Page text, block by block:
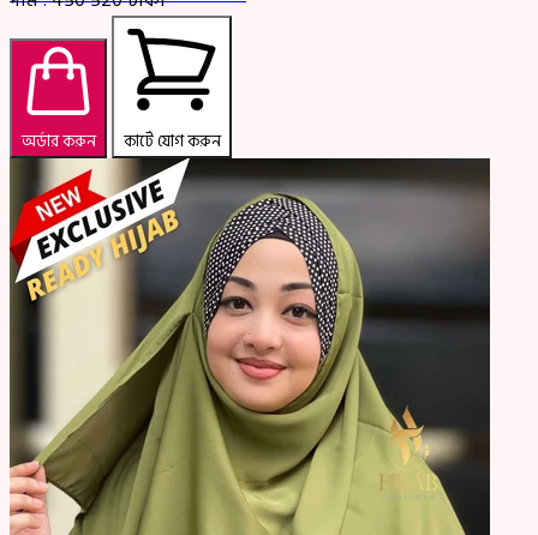
অর্ডার করুন কার্টে যোগ করুন